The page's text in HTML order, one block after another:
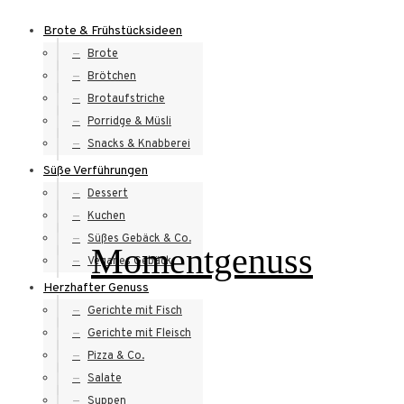
Momentgenuss
Brote & Frühstücksideen
Brote
Brötchen
Brotaufstriche
Porridge & Müsli
Snacks & Knabberei
Süße Verführungen
Dessert
Kuchen
Süßes Gebäck & Co.
Veganes Gebäck
Herzhafter Genuss
Gerichte mit Fisch
Gerichte mit Fleisch
Pizza & Co.
Salate